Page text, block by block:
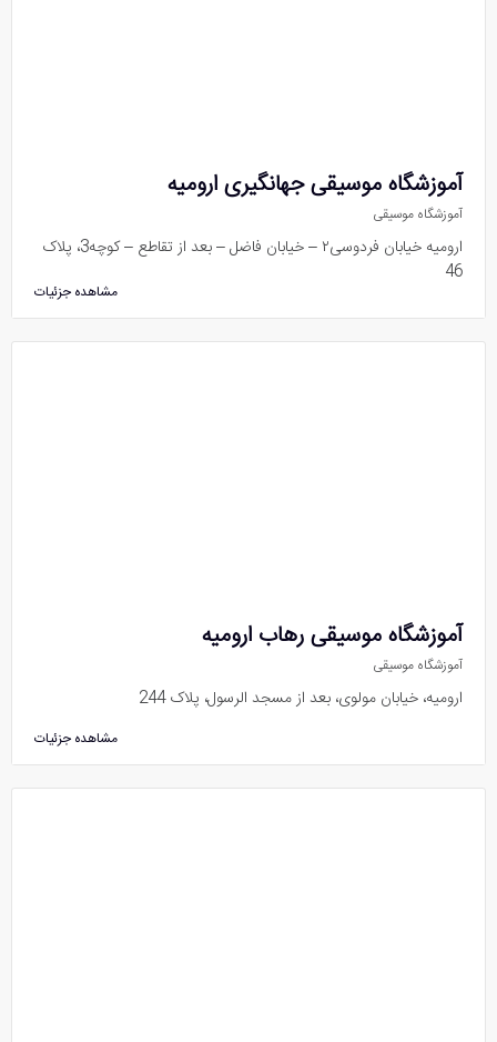
آموزشگاه موسیقی جهانگیری ارومیه
آموزشگاه موسیقی
ارومیه خیابان فردوسی۲ – خیابان فاضل – بعد از تقاطع – کوچه3، پلاک
46
مشاهده جزئیات
آموزشگاه موسیقی رهاب ارومیه
آموزشگاه موسیقی
ارومیه، خیابان مولوی، بعد از مسجد الرسول، پلاک 244
مشاهده جزئیات